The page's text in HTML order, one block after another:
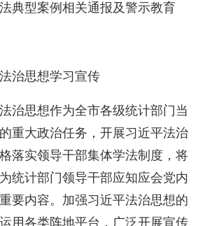
典型案例相关通报及警示教育
治思想学习宣传
治思想作为全市各级统计部门当
重大政治任务，开展习近平法治
落实领导干部集体学法制度，将
统计部门领导干部应知应会党内
要内容。加强习近平法治思想的
用各类阵地平台，广泛开展宣传